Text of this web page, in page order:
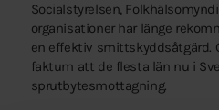
Socialstyrelsen,
organisationer har länge
en effektiv smittskyddsåtgärd.
faktum att de flesta län nu i
sprutbytesmottagning.